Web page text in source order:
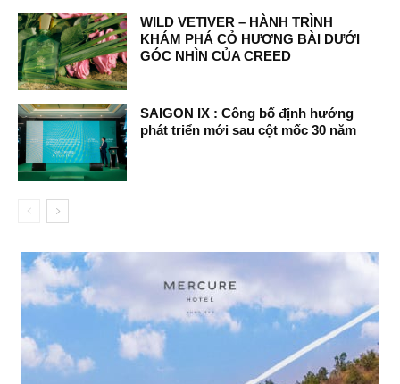
WILD VETIVER – HÀNH TRÌNH
KHÁM PHÁ CỎ HƯƠNG BÀI DƯỚI
GÓC NHÌN CỦA CREED
SAIGON IX : Công bố định hướng
phát triển mới sau cột mốc 30 năm